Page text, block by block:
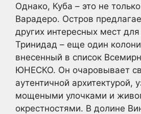
Однако, Куба – это не
Варадеро. Остров
других интересных мест
Тринидад – еще один
внесенный в список
ЮНЕСКО. Он очаровывает
аутентичной архитектурой,
мощеными улочками и
окрестностями. В долине